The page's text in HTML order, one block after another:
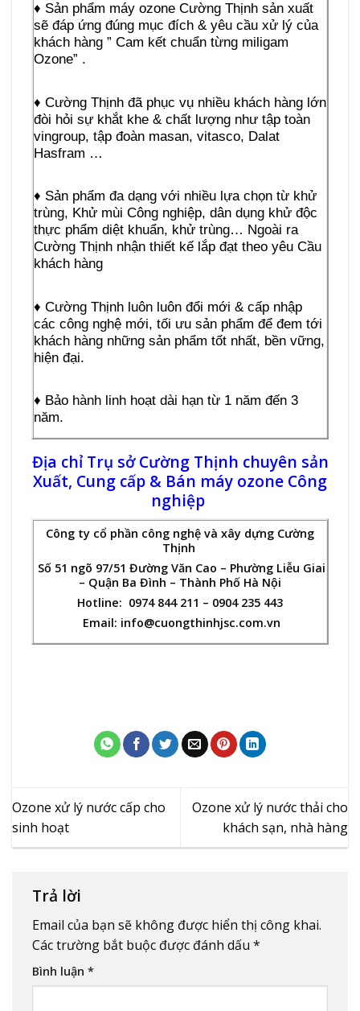
♦ Sản phẩm máy ozone Cường Thịnh sản xuất
sẽ đáp ứng đúng mục đích & yêu cầu xử lý của
khách hàng ” Cam kết chuẩn từng miligam
Ozone” .
♦ Cường Thịnh đã phục vụ nhiều khách hàng lớn
đòi hỏi sự khắt khe & chất lượng như tập toàn
vingroup, tập đoàn masan, vitasco, Dalat
Hasfram …
♦ Sản phẩm đa dạng với nhiều lựa chọn từ khử
trùng, Khử mùi Công nghiệp, dân dụng khử độc
thực phẩm diệt khuẩn, khử trùng… Ngoài ra
Cường Thịnh nhận thiết kế lắp đạt theo yêu Cầu
khách hàng
♦ Cường Thịnh luôn luôn đổi mới & cấp nhập
các công nghệ mới, tối ưu sản phẩm để đem tới
khách hàng những sản phẩm tốt nhất, bền vững,
hiện đại.
♦ Bảo hành linh hoạt dài hạn từ 1 năm đến 3
năm.
Địa chỉ Trụ sở Cường Thịnh chuyên sản
Xuất, Cung cấp & Bán máy ozone Công
nghiệp
Công ty cổ phần công nghệ và xây dựng Cường
Thịnh
Số 51 ngõ 97/51 Đường Văn Cao – Phường Liễu Giai
– Quận Ba Đình – Thành Phố Hà Nội
Hotline: 0974 844 211 – 0904 235 443
Email: info@cuongthinhjsc.com.vn
Ozone xử lý nước cấp cho
sinh hoạt
Ozone xử lý nước thải cho
khách sạn, nhà hàng
Trả lời
Email của bạn sẽ không được hiển thị công khai.
Các trường bắt buộc được đánh dấu *
Bình luận *